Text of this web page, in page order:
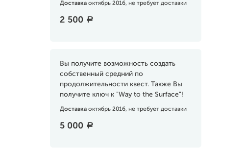
Доставка октябрь 2016, не требует доставки
2 500 a
Вы получите возможность создать
собственный средний по
продолжительности квест. Также Вы
получите ключ к "Way to the Surface"!
Доставка октябрь 2016, не требует доставки
5 000 a